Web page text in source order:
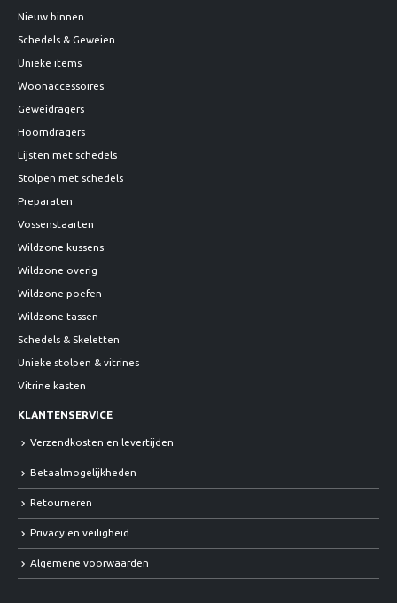
Nieuw binnen
Schedels & Geweien
Unieke items
Woonaccessoires
Geweidragers
Hoorndragers
Lijsten met schedels
Stolpen met schedels
Preparaten
Vossenstaarten
Wildzone kussens
Wildzone overig
Wildzone poefen
Wildzone tassen
Schedels & Skeletten
Unieke stolpen & vitrines
Vitrine kasten
KLANTENSERVICE
Verzendkosten en levertijden
Betaalmogelijkheden
Retourneren
Privacy en veiligheid
Algemene voorwaarden